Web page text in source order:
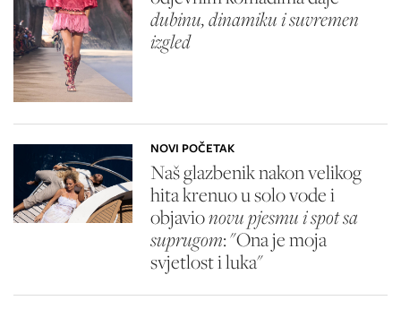
dubinu, dinamiku i suvremen
izgled
NOVI POČETAK
Naš glazbenik nakon velikog
hita krenuo u solo vode i
objavionovu pjesmu i spot sa
suprugom: "Ona je moja
svjetlost i luka"